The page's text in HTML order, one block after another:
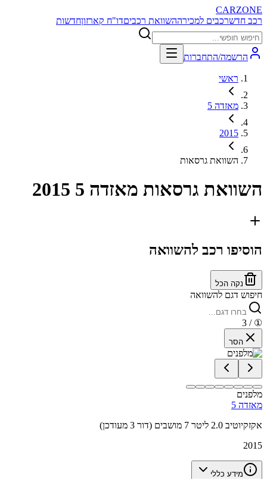
CARZONE
רכב חדשרכבים למכירההשוואת רכביםדו"ח קארזוןחדשות
הרשמה/התחברות
ראשי
מאזדה 5
2015
השוואת גרסאות
השוואת גרסאות מאזדה 5 2015
הוסיפו רכב להשוואה
נקה הכל
חיפוש דגם להשוואה
①
/ 3
הסר
מלפנים
מאזדה 5
אקזקיוטיב 2.0 ליטר 7 מושבים (דור 3 מעודכן)
2015
מידע כללי